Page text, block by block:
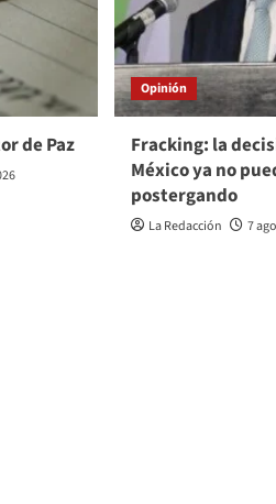
de Paz
Opinión
Fracking: la
México ya no
postergando
La Redacción 7